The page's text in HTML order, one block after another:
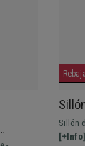
8H,
Sillón
[+Info]